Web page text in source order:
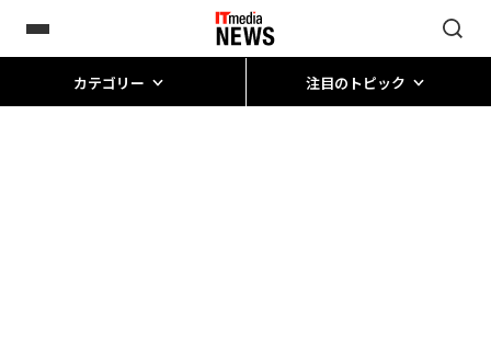
カテゴリー 注目のトピック